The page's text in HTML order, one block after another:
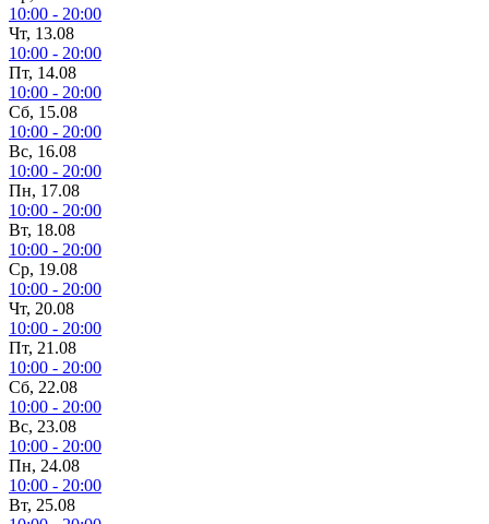
10:00 - 20:00
Чт, 13.08
10:00 - 20:00
Пт, 14.08
10:00 - 20:00
Сб, 15.08
10:00 - 20:00
Вс, 16.08
10:00 - 20:00
Пн, 17.08
10:00 - 20:00
Вт, 18.08
10:00 - 20:00
Ср, 19.08
10:00 - 20:00
Чт, 20.08
10:00 - 20:00
Пт, 21.08
10:00 - 20:00
Сб, 22.08
10:00 - 20:00
Вс, 23.08
10:00 - 20:00
Пн, 24.08
10:00 - 20:00
Вт, 25.08